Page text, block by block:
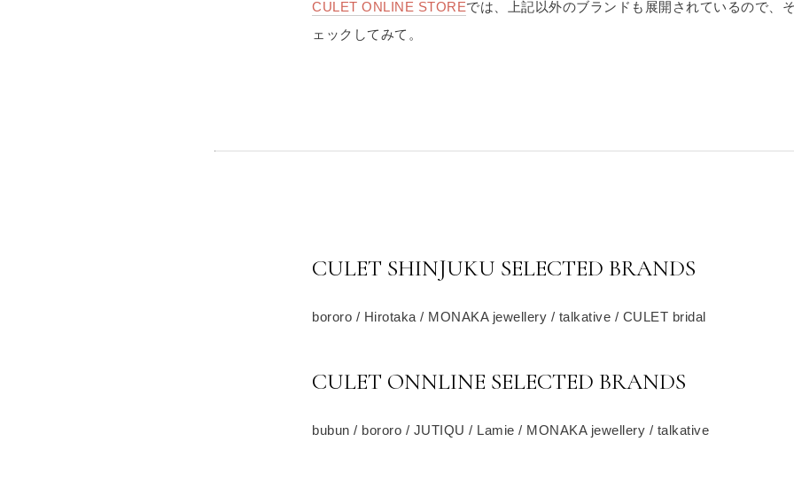
CULET ONLINE STOREでは、上記以外のブランドも展開されているので、
ェックしてみて。
CULET SHINJUKU SELECTED BRANDS
bororo / Hirotaka / MONAKA jewellery / talkative / CULET bridal
CULET ONNLINE SELECTED BRANDS
bubun / bororo / JUTIQU / Lamie / MONAKA jewellery / talkative